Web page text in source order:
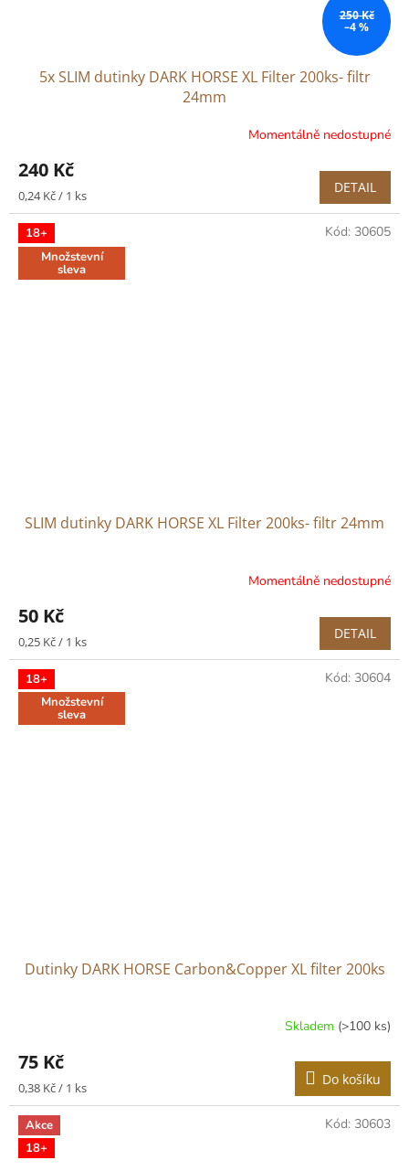
250 Kč
–4 %
5x SLIM dutinky DARK HORSE XL Filter 200ks- filtr
24mm
Momentálně nedostupné
240 Kč
Měrná
cena:
0,24 Kč / 1 ks DETAIL
18+
Množstevní
sleva
SLIM dutinky DARK HORSE XL Filter 200ks- filtr 24mm
Momentálně nedostupné
50 Kč
Měrná
cena:
0,25 Kč / 1 ks DETAIL
Kód: 30605
18+
Množstevní
sleva
Dutinky DARK HORSE Carbon&Copper XL filter 200ks
Skladem (>100 ks)
75 Kč
Měrná
cena:
0,38 Kč / 1 ks Do košíku
Kód: 30604
Akce
18+
Kód: 30603